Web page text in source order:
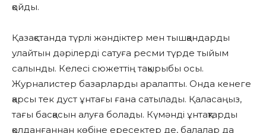
қойды.
Қазақстанда түрлі жәндіктер мен тышқандарды
улайтын дәрілерді сатуға ресми түрде тыйым
салынды. Келесі сюжеттің тақырыбы осы.
Журналистер базарларды аралапты. Онда кенеге
қарсы тек дуст ұнтағы ғана сатылады. Қаласаңыз,
тағы басқасын алуға болады. Күмәнді ұнтақтарды
қолданғаннан көбіне ересектер де, балалар да